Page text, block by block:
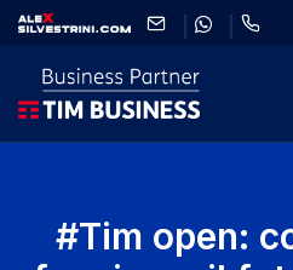
#Tim open: